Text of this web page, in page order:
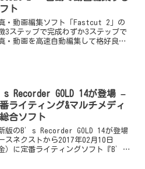
ト
・動画編集ソフト「Fastcut 2」の
3ステップで完成わずか3ステップで
・動画を高速自動編集して格好良い
Recorder GOLD 14が登場 –
ライティング&マルチメディ
合ソフト
版のB’s Recorder GOLD 14が登場
スネクストから2017年02月10日
金）に定番ライティングソフト『B’s